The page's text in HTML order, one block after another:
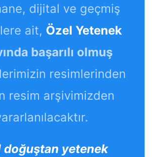
dijital ve geçmiş
ait, Özel Yetenek
başarılı olmuş
resimlerinden
resim arşivimizden
doğuştan yetenek